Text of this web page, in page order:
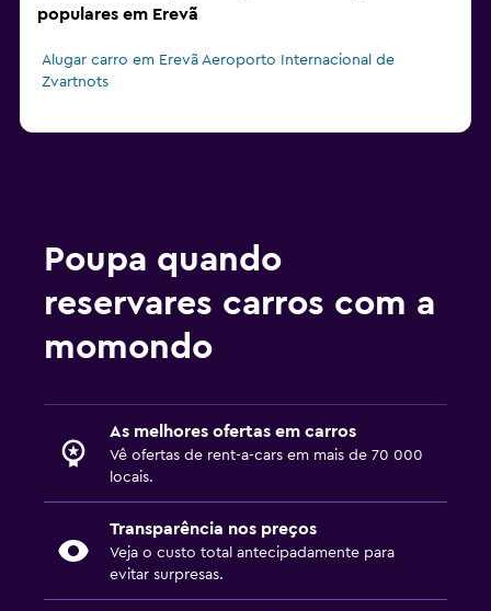
populares em Erevã
Alugar carro em Erevã Aeroporto Internacional de
Zvartnots
Poupa quando
reservares carros com a
momondo
As melhores ofertas em carros
Vê ofertas de rent-a-cars em mais de 70 000
locais.
Transparência nos preços
Veja o custo total antecipadamente para
evitar surpresas.